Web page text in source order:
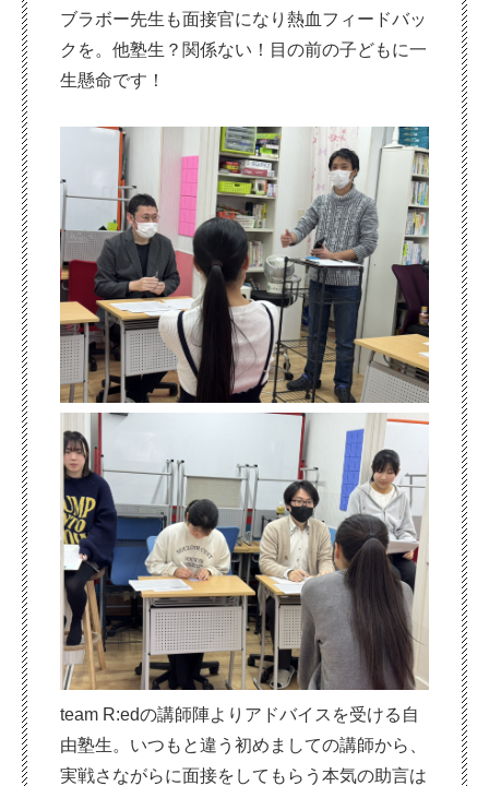
ブラボー先生も面接官になり熱血フィードバッ
クを。他塾生？関係ない！目の前の子どもに一
生懸命です！
team R:edの講師陣よりアドバイスを受ける自
由塾生。いつもと違う初めましての講師から、
実戦さながらに面接をしてもらう本気の助言は